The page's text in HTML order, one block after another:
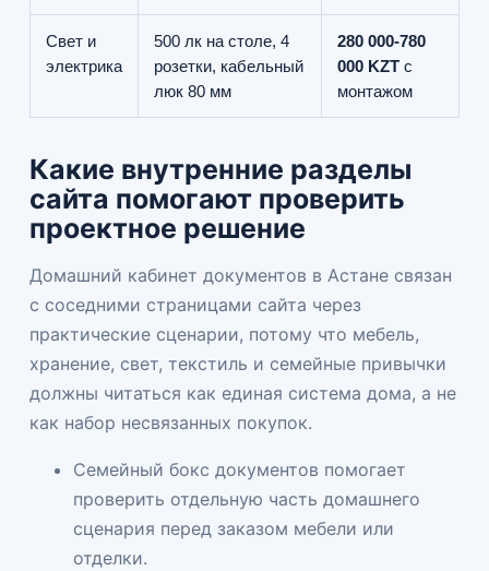
Свет и
электрика
500 лк на столе, 4
розетки, кабельный
люк 80 мм
280 000-780
000 KZTс
монтажом
Какие внутренние разделы
сайта помогают проверить
проектное решение
Домашний кабинет документов в Астане связан
с соседними страницами сайта через
практические сценарии, потому что мебель,
хранение, свет, текстиль и семейные привычки
должны читаться как единая система дома, а не
как набор несвязанных покупок.
Семейный бокс документов помогает
проверить отдельную часть домашнего
сценария перед заказом мебели или
отделки.